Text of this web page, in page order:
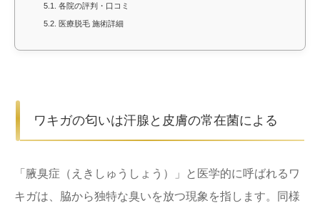
5.1. 各院の評判・口コミ
5.2. 医療脱毛 施術詳細
ワキガの匂いは汗腺と皮膚の常在菌による
「腋臭症（えきしゅうしょう）」と医学的に呼ばれるワ
キガは、脇から独特な臭いを放つ現象を指します。同様